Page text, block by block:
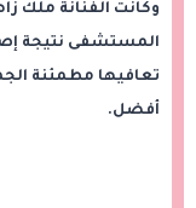
وكانت الفنانة ملك
المستشفى نتيجة
تعافيها مطمئنة
أفضل.